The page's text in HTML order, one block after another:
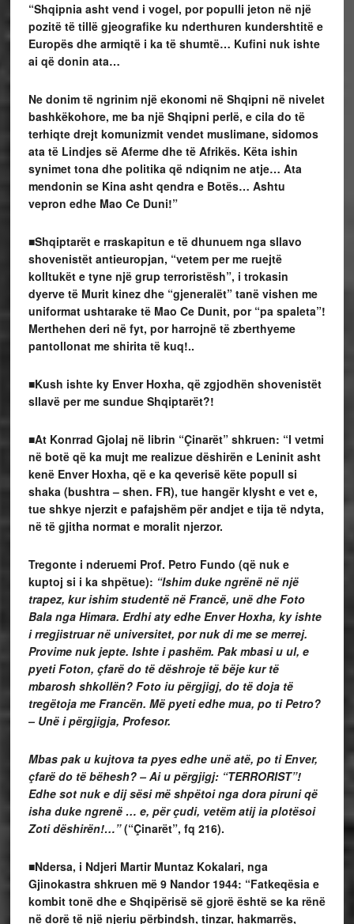
“Shqipnia asht vend i vogel, por populli jeton në një
pozitë të tillë gjeografike ku nderthuren kundershtitë e
Europës dhe armiqtë i ka të shumtë… Kufini nuk ishte
ai që donin ata…
Ne donim të ngrinim një ekonomi në Shqipni në nivelet
bashkëkohore, me ba një Shqipni perlë, e cila do të
terhiqte drejt komunizmit vendet muslimane, sidomos
ata të Lindjes së Aferme dhe të Afrikës. Këta ishin
synimet tona dhe politika që ndiqnim ne atje… Ata
mendonin se Kina asht qendra e Botës… Ashtu
vepron edhe Mao Ce Duni!”
■Shqiptarët e rraskapitun e të dhunuem nga sllavo
shovenistët antieuropjan, “vetem per me ruejtë
kolltukët e tyne një grup terroristësh”, i trokasin
dyerve të Murit kinez dhe “gjeneralët” tanë vishen me
uniformat ushtarake të Mao Ce Dunit, por “pa spaleta”!
Merthehen deri në fyt, por harrojnë të zberthyeme
pantollonat me shirita të kuq!..
■Kush ishte ky Enver Hoxha, që zgjodhën shovenistët
sllavë per me sundue Shqiptarët?!
■At Konrrad Gjolaj në librin “Çinarët” shkruen: “I vetmi
në botë që ka mujt me realizue dëshirën e Leninit asht
kenë Enver Hoxha, që e ka qeverisë këte popull si
shaka (bushtra – shen. FR), tue hangër klysht e vet e,
tue shkye njerzit e pafajshëm për andjet e tija të ndyta,
në të gjitha normat e moralit njerzor.
Tregonte i nderuemi Prof. Petro Fundo (që nuk e
kuptoj si i ka shpëtue): “Ishim duke ngrënë në një
trapez, kur ishim studentë në Francë, unë dhe Foto
Bala nga Himara. Erdhi aty edhe Enver Hoxha, ky ishte
i rregjistruar në universitet, por nuk di me se merrej.
Provime nuk jepte. Ishte i pashëm. Pak mbasi u ul, e
pyeti Foton, çfarë do të dëshroje të bëje kur të
mbarosh shkollën? Foto iu përgjigj, do të doja të
tregëtoja me Francën. Më pyeti edhe mua, po ti Petro?
– Unë i përgjigja, Profesor.
Mbas pak u kujtova ta pyes edhe unë atë, po ti Enver,
çfarë do të bëhesh? – Ai u përgjigj: “TERRORIST”!
Edhe sot nuk e dij sësi më shpëtoi nga dora piruni që
isha duke ngrenë … e, për çudi, vetëm atij ia plotësoi
Zoti dëshirën!…” (“Çinarët”, fq 216).
■Ndersa, i Ndjeri Martir Muntaz Kokalari, nga
Gjinokastra shkruen më 9 Nandor 1944: “Fatkeqësia e
kombit tonë dhe e Shqipërisë së gjorë është se ka rënë
në dorë të një njeriu përbindsh, tinzar, hakmarrës,